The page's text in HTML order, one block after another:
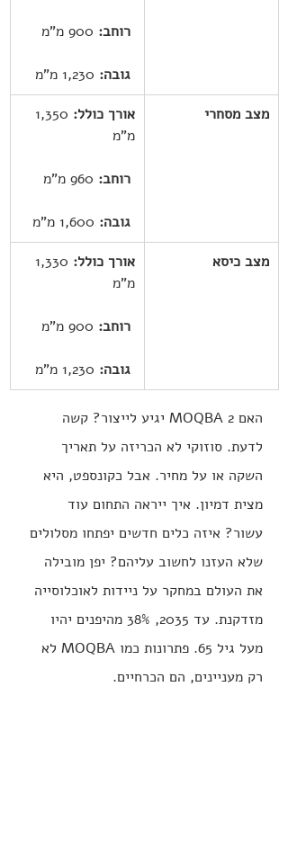
רוחב:
גובה:
מצב מסחרי
אורך כולל:
מ"מ
רוחב:
גובה:
מצב כיסא
אורך כולל:
מ"מ
רוחב:
גובה:
האם MOQBA 2 יגיע לייצור? קשה
לדעת. סוזוקי לא הכריזה על תאריך
השקה או על מחיר. אבל כקונספט, היא
מצית דמיון. איך ייראה התחום עוד
עשור? איזה כלים חדשים יפתחו מסלולים
שלא העזנו לחשוב עליהם? יפן מובילה
את העולם במחקר על ניידות לאוכלוסייה
מזדקנת. עד 2035, 38% מהיפנים יהיו
מעל גיל 65. פתרונות כמו MOQBA לא
רק מעניינים, הם הכרחיים.